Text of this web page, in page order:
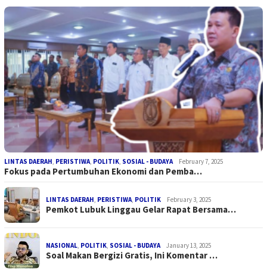
LINTAS DAERAH, PERISTIWA, POLITIK, SOSIAL - BUDAYA February 7, 2025
Fokus pada Pertumbuhan Ekonomi dan Pemba…
LINTAS DAERAH, PERISTIWA, POLITIK February 3, 2025
Pemkot Lubuk Linggau Gelar Rapat Bersama…
NASIONAL, POLITIK, SOSIAL - BUDAYA January 13, 2025
Soal Makan Bergizi Gratis, Ini Komentar …